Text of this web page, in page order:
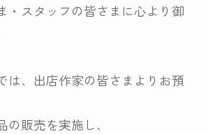
・スタッフの皆さまに心より御
は、出店作家の皆さまよりお預
販売を実施し、